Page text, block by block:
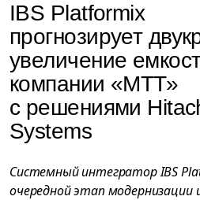
IBS Platformix
прогнозирует
увеличение
компании «МТТ»
с решениями
Systems
Системный интегратор IBS
очередной этап